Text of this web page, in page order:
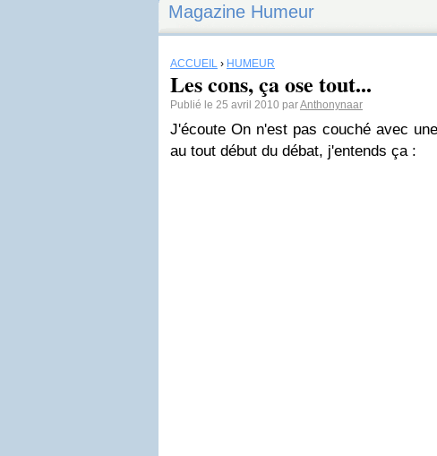
Magazine Humeur
ACCUEIL › HUMEUR
Les cons, ça ose tout...
Publié le 25 avril 2010 parAnthonynaar
J'écoute On n'est pas couché avec
au tout début du débat, j'entends ça :